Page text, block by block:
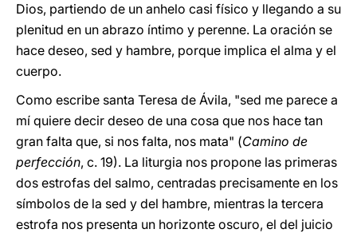
Dios, partiendo de un anhelo casi físico y llegando a su
plenitud en un abrazo íntimo y perenne. La oración se
hace deseo, sed y hambre, porque implica el alma y el
cuerpo.
Como escribe santa Teresa de Ávila, "sed me parece a
mí quiere decir deseo de una cosa que nos hace tan
gran falta que, si nos falta, nos mata" (Camino de
perfección, c. 19). La liturgia nos propone las primeras
dos estrofas del salmo, centradas precisamente en los
símbolos de la sed y del hambre, mientras la tercera
estrofa nos presenta un horizonte oscuro, el del juicio